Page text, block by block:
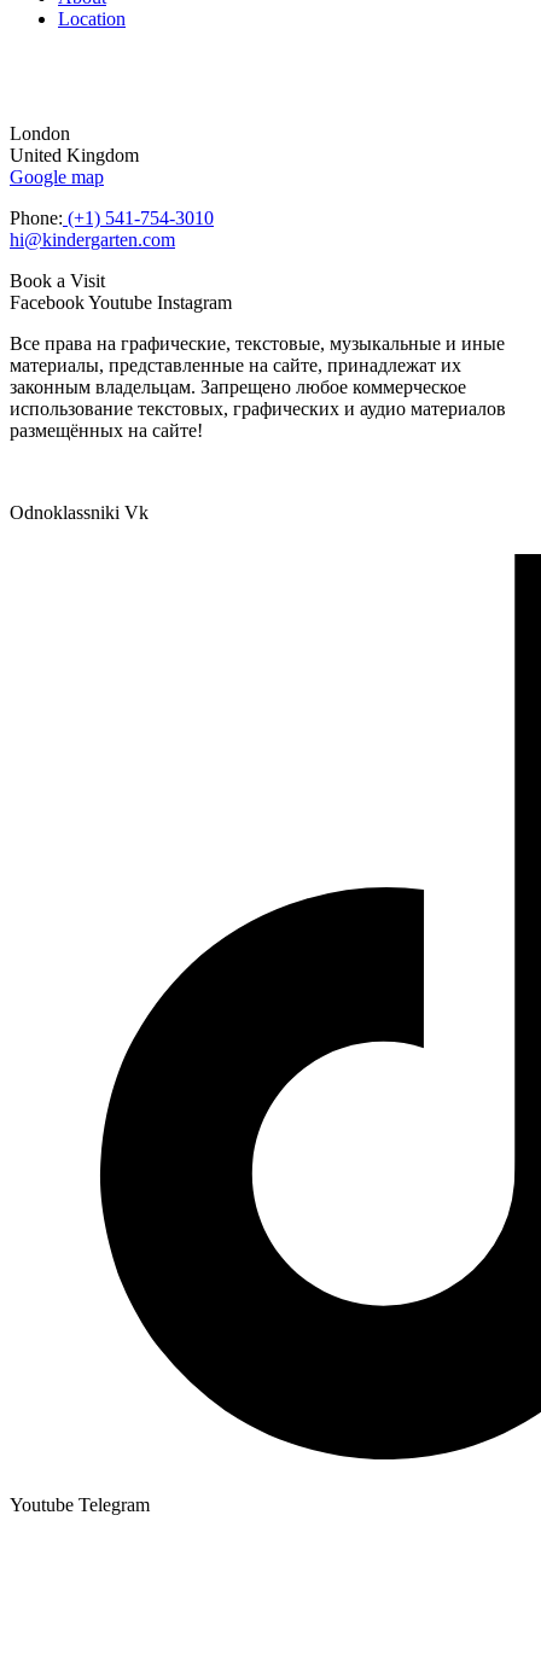
Location
London
United Kingdom
Google map
Phone: (+1) 541-754-3010
hi@kindergarten.com
Book a Visit
FacebookYoutube Instagram
Все права на графические, текстовые, музыкальные и иные
материалы, представленные на сайте, принадлежат их
законным владельцам. Запрещено любое коммерческое
использование текстовых, графических и аудио материалов
размещённых на сайте!
Odnoklassniki Vk
Youtube Telegram